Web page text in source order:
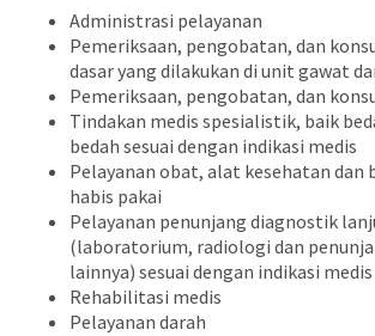
Administrasi pelayanan
Pemeriksaan, pengobatan, dan
dasar yang dilakukan di unit gawat
Pemeriksaan, pengobatan, dan
Tindakan medis spesialistik, baik
bedah sesuai dengan indikasi medis
Pelayanan obat, alat kesehatan dan
habis pakai
Pelayanan penunjang diagnostik
(laboratorium, radiologi dan
lainnya) sesuai dengan indikasi medis
Rehabilitasi medis
Pelayanan darah